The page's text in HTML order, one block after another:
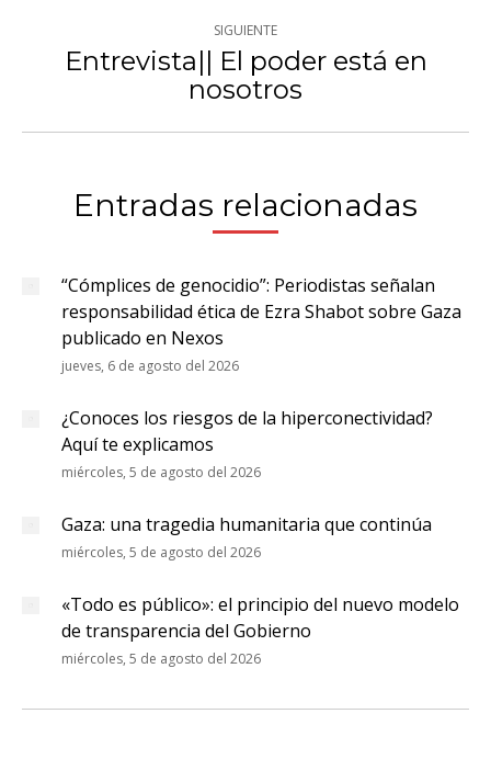
SIGUIENTE
Publicación
siguiente:
Entrevista|| El poder está en
nosotros
Entradas relacionadas
“Cómplices de genocidio”: Periodistas señalan
responsabilidad ética de Ezra Shabot sobre Gaza
publicado en Nexos
jueves, 6 de agosto del 2026
¿Conoces los riesgos de la hiperconectividad?
Aquí te explicamos
miércoles, 5 de agosto del 2026
Gaza: una tragedia humanitaria que continúa
miércoles, 5 de agosto del 2026
«Todo es público»: el principio del nuevo modelo
de transparencia del Gobierno
miércoles, 5 de agosto del 2026